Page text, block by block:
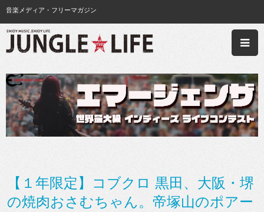
音楽メディア・フリーマガジン
【１年限定】コブクロ 黒田、大阪・堺
の焼肉おさむちゃん。帝塚山のポアー